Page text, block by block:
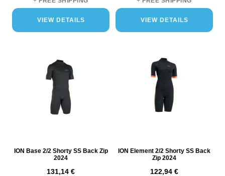
VIEW DETAILS VIEW DETAILS
ION Base 2/2 Shorty SS Back Zip
2024
131,14 €
ION Element 2/2 Shorty SS Back
Zip 2024
122,94 €